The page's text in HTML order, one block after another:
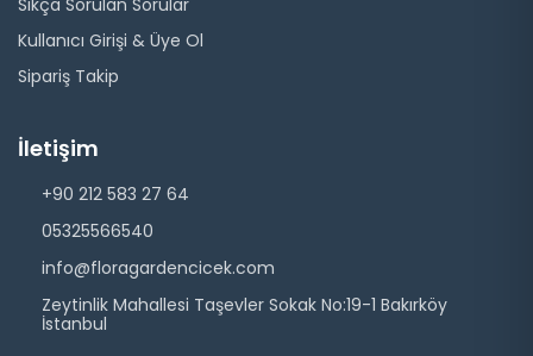
Sıkça Sorulan Sorular
Kullanıcı Girişi & Üye Ol
Sipariş Takip
İletişim
+90 212 583 27 64
05325566540
info@floragardencicek.com
Zeytinlik Mahallesi Taşevler Sokak No:19-1 Bakırköy
İstanbul